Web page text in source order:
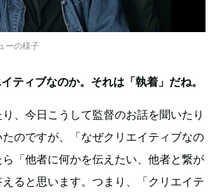
ーの様子
ティブなのか。それは「執着」だね。
、今日こうして監督のお話を聞いたり
のですが、「なぜクリエイティブなの
「他者に何かを伝えたい、他者と繋が
ると思います。つまり、「クリエイテ